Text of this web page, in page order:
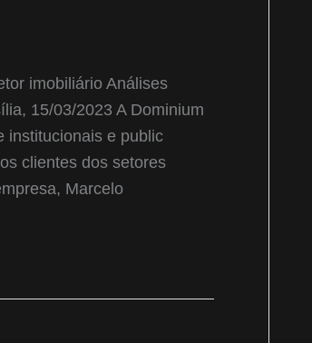
imobiliário Análises
15/03/2023 A Dominium
institucionais e public
clientes dos setores
Marcelo